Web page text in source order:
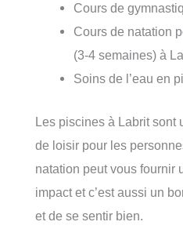
Cours de
Cours de natation
(3-4 semaines) à
Soins de l’eau en
Les piscines à Labrit sont
de loisir pour les
natation peut vous fournir
impact et c’est aussi un
et de se sentir bien.